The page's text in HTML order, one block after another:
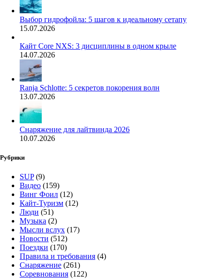
Выбор гидрофойла: 5 шагов к идеальному сетапу
15.07.2026
Кайт Core NXS: 3 дисциплины в одном крыле
14.07.2026
Ranja Schlotte: 5 секретов покорения волн
13.07.2026
Снаряжение для лайтвинда 2026
10.07.2026
Рубрики
SUP(9)
Видео (159)
Винг Фоил (12)
Кайт-Туризм (12)
Люди (51)
Музыка (2)
Мысли вслух (17)
Новости (512)
Поездки (170)
Правила и требования (4)
Снаряжение (261)
Соревнования (122)